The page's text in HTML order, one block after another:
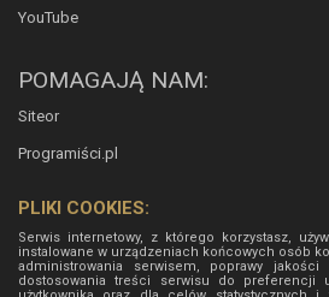
YouTube
POMAGAJĄ NAM:
Siteor
Programiści.pl
PLIKI COOKIES:
Serwis internetowy, z którego korzystasz,
instalowane w urządzeniach końcowych osób
administrowania serwisem, poprawy
dostosowania treści serwisu do preferencji